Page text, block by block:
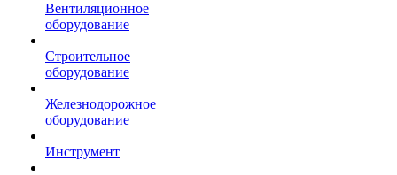
Вентиляционное
оборудование
Строительное
оборудование
Железнодорожное
оборудование
Инструмент